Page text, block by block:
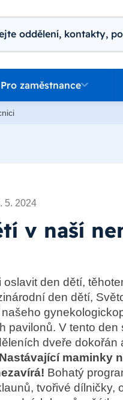
Pro zaměstnance
5. 2024
v naší
oslavit den dětí,
den dětí,
pavilonů. V tento
dveře
Nastávající maminky
Bohatý
tvořivé dílničky,